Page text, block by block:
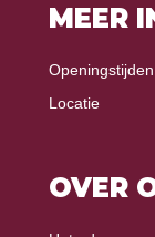
MEER
Openingstijden
Locatie
OVER